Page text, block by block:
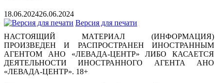
18.06.202426.06.2024
Версия для печати
НАСТОЯЩИЙ МАТЕРИАЛ (ИНФОРМАЦИЯ)
ПРОИЗВЕДЕН И РАСПРОСТРАНЕН ИНОСТРАННЫМ
АГЕНТОМ АНО «ЛЕВАДА-ЦЕНТР» ЛИБО КАСАЕТСЯ
ДЕЯТЕЛЬНОСТИ ИНОСТРАННОГО АГЕНТА АНО
«ЛЕВАДА-ЦЕНТР». 18+